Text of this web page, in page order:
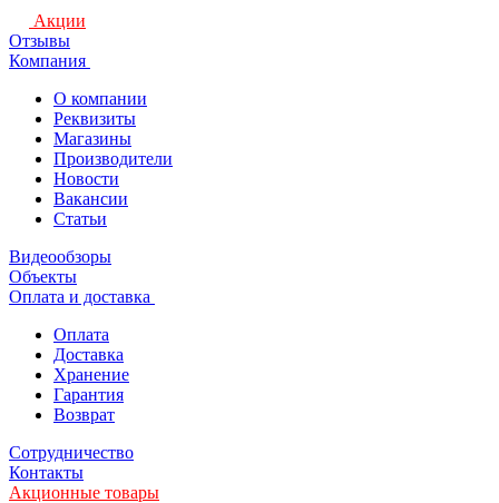
Акции
Отзывы
Компания
О компании
Реквизиты
Магазины
Производители
Новости
Вакансии
Статьи
Видеообзоры
Объекты
Оплата и доставка
Оплата
Доставка
Хранение
Гарантия
Возврат
Сотрудничество
Контакты
Акционные товары